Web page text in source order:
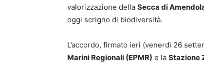
valorizzazione della Secca di
oggi scrigno di biodiversità.
L’accordo, firmato ieri (venerdì 26
Marini Regionali (EPMR) e la Stazione